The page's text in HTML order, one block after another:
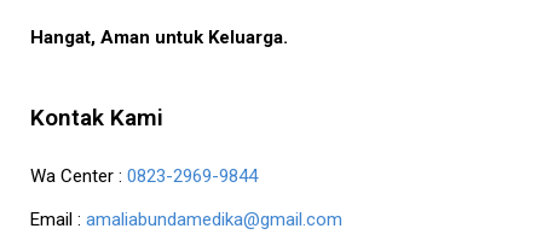
Hangat, Aman untuk Keluarga.
Kontak Kami
Wa Center : 0823-2969-9844
Email : amaliabundamedika@gmail.com